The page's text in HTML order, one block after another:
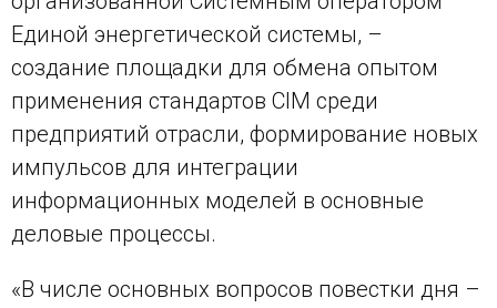
Единой энергетической системы, –
создание площадки для обмена опытом
применения стандартов CIM среди
предприятий отрасли, формирование новых
импульсов для интеграции
информационных моделей в основные
деловые процессы.
«В числе основных вопросов повестки дня –